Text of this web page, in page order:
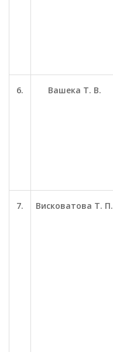
6. Вашека Т. В.
7. Висковатова Т. П.